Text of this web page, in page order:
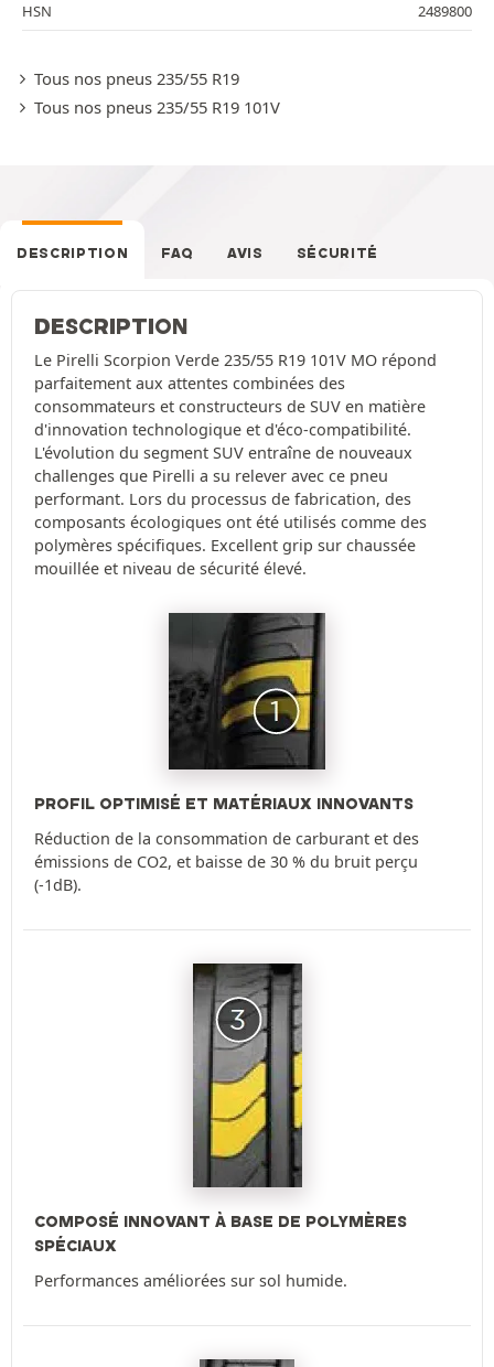
HSN
2489800
Tous nos pneus 235/55 R19
Tous nos pneus 235/55 R19 101V
DESCRIPTION FAQ AVIS SÉCURITÉ
DESCRIPTION
Le Pirelli Scorpion Verde 235/55 R19 101V MO répond
parfaitement aux attentes combinées des
consommateurs et constructeurs de SUV en matière
d'innovation technologique et d'éco-compatibilité.
L'évolution du segment SUV entraîne de nouveaux
challenges que Pirelli a su relever avec ce pneu
performant. Lors du processus de fabrication, des
composants écologiques ont été utilisés comme des
polymères spécifiques. Excellent grip sur chaussée
mouillée et niveau de sécurité élevé.
PROFIL OPTIMISÉ ET MATÉRIAUX INNOVANTS
Réduction de la consommation de carburant et des
émissions de CO2, et baisse de 30 % du bruit perçu
(-1dB).
COMPOSÉ INNOVANT À BASE DE POLYMÈRES
SPÉCIAUX
Performances améliorées sur sol humide.